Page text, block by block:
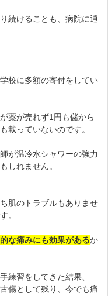
続けることも、病院に通
校に多額の寄付をしてい
薬が売れず1円も儲から
載っていないのです。
が温冷水シャワーの強力
しれません。
肌のトラブルもありませ
。
な痛みにも効果があるか
練習をしてきた結果、
傷として残り、今でも痛